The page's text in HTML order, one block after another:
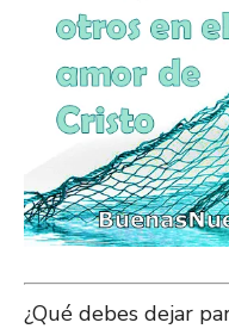
¿Qué debes dejar